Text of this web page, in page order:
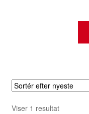
Viser 1 resultat